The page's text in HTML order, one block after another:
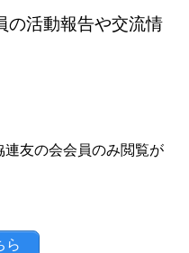
の活動報告や交流情
友の会会員のみ閲覧が
ら